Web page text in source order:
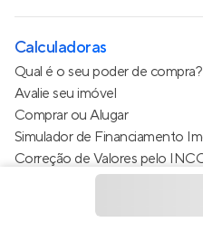
Calculadoras
Qual é o seu poder de compra?
Avalie seu imóvel
Comprar ou Alugar
Simulador de Financiamento
Correção de Valores pelo
Estimativa de valor do